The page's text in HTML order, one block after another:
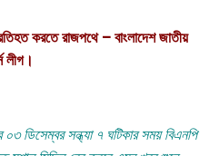
করতে রাজপথে – বাংলাদেশ জাতীয়
লীগ।
০৩ ডিসেম্বর সন্ধ্যা ৭ ঘটিকার সময় বিএনপি